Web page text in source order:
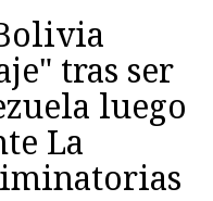
tras ser
luego
La